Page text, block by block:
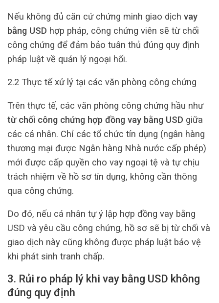
Nếu không đủ căn cứ chứng minh giao dịch vay
bằng USD hợp pháp, công chứng viên sẽ từ chối
công chứng để đảm bảo tuân thủ đúng quy định
pháp luật về quản lý ngoại hối.
2.2 Thực tế xử lý tại các văn phòng công chứng
Trên thực tế, các văn phòng công chứng hầu như
từ chối công chứng hợp đồng vay bằng USD giữa
các cá nhân. Chỉ các tổ chức tín dụng (ngân hàng
thương mại được Ngân hàng Nhà nước cấp phép)
mới được cấp quyền cho vay ngoại tệ và tự chịu
trách nhiệm về hồ sơ tín dụng, không cần thông
qua công chứng.
Do đó, nếu cá nhân tự ý lập hợp đồng vay bằng
USD và yêu cầu công chứng, hồ sơ sẽ bị từ chối và
giao dịch này cũng không được pháp luật bảo vệ
khi phát sinh tranh chấp.
3. Rủi ro pháp lý khi vay bằng USD không
đúng quy định